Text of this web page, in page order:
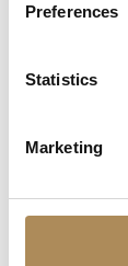
Preferences
Statistics
Marketing
Do
stone